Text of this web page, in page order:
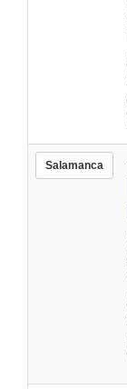
Salamanca